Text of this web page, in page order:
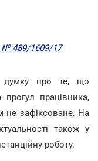
№ 489/1609/17
думку про те, що
працівника,
не зафіксоване. На
також у
роботу.